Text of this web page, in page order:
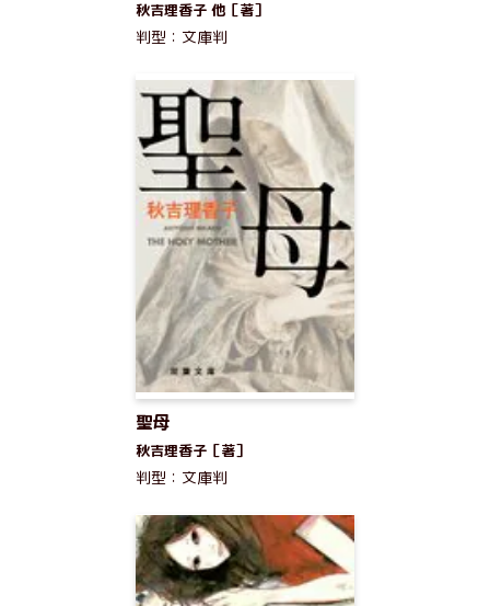
秋吉理香子 他［著］
判型：文庫判
聖母
秋吉理香子［著］
判型：文庫判